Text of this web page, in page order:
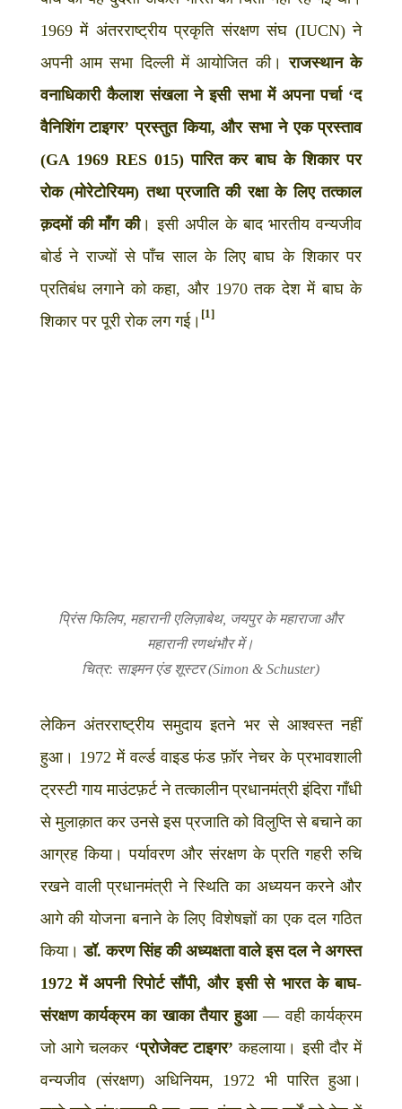
1969 में अंतरराष्ट्रीय प्रकृति संरक्षण संघ (IUCN) ने
अपनी आम सभा दिल्ली में आयोजित की।राजस्थान के
वनाधिकारी कैलाश संखला ने इसी सभा में अपना पर्चा ‘द
वैनिशिंग टाइगर’ प्रस्तुत किया, और सभा ने एक प्रस्ताव
(GA 1969 RES 015) पारित कर बाघ के शिकार पर
रोक (मोरेटोरियम) तथा प्रजाति की रक्षा के लिए तत्काल
क़दमों की माँग की। इसी अपील के बाद भारतीय वन्यजीव
बोर्ड ने राज्यों से पाँच साल के लिए बाघ के शिकार पर
प्रतिबंध लगाने को कहा, और 1970 तक देश में बाघ के
शिकार पर पूरी रोक लग गई। [1]
प्रिंस फिलिप, महारानी एलिज़ाबेथ, जयपुर के महाराजा और
महारानी रणथंभौर में।
चित्र: साइमन एंड शूस्टर (Simon & Schuster)
लेकिन अंतरराष्ट्रीय समुदाय इतने भर से आश्वस्त नहीं
हुआ। 1972 में वर्ल्ड वाइड फंड फ़ॉर नेचर के प्रभावशाली
ट्रस्टी गाय माउंटफ़र्ट ने तत्कालीन प्रधानमंत्री इंदिरा गाँधी
से मुलाक़ात कर उनसे इस प्रजाति को विलुप्ति से बचाने का
आग्रह किया। पर्यावरण और संरक्षण के प्रति गहरी रुचि
रखने वाली प्रधानमंत्री ने स्थिति का अध्ययन करने और
आगे की योजना बनाने के लिए विशेषज्ञों का एक दल गठित
किया।डॉ. करण सिंह की अध्यक्षता वाले इस दल ने अगस्त
1972 में अपनी रिपोर्ट सौंपी, और इसी से भारत के बाघ-
संरक्षण कार्यक्रम का खाका तैयार हुआ— वही कार्यक्रम
जो आगे चलकर ‘प्रोजेक्ट टाइगर’कहलाया। इसी दौर में
वन्यजीव (संरक्षण) अधिनियम, 1972 भी पारित हुआ।